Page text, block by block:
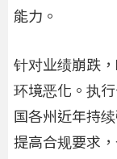
能力。
针对业绩崩跌
环境恶化。执
国各州近年持
提高合规要求